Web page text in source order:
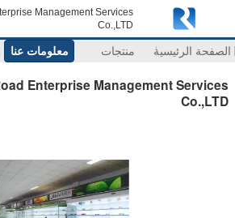
Management Services
Co.,LTD
الصفحة الرئيسية منتجات معلومات عنا
Enterprise Management Services
Co.,LTD